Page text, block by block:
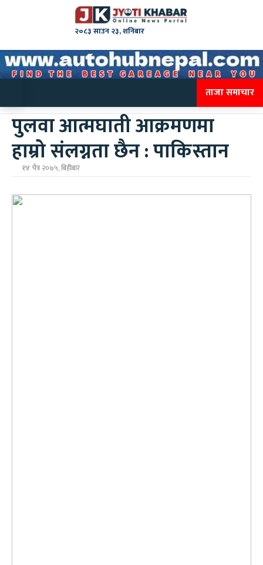
२०८३ साउन २३, शनिबार
ताजा समाचार
पुलवा आत्मघाती आक्रमणमा
हाम्रो संलग्नता छैन : पाकिस्तान
१४ चैत्र २०७५, बिहीबार